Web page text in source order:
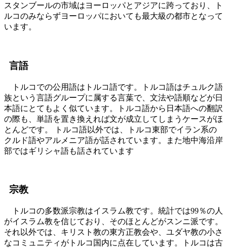
スタンブールの市域はヨーロッパとアジアに跨っており、ト
ルコのみならずヨーロッパにおいても最大級の都市となって
います。
言語
トルコでの公用語はトルコ語です。トルコ語はチュルク語
族という言語グループに属する言葉で、文法や語順などが日
本語にとてもよく似ています。トルコ語から日本語への翻訳
の際も、単語を置き換えれば文が成立してしまうケースがほ
とんどです。 トルコ語以外では、トルコ東部でイラン系の
クルド語やアルメニア語が話されています。また地中海沿岸
部ではギリシャ語も話されています
宗教
トルコの多数派宗教はイスラム教です。統計では99％の人
がイスラム教を信じており、そのほとんどがスンニ派です。
それ以外では、キリスト教の東方正教会や、ユダヤ教の小さ
なコミュニティがトルコ国内に点在しています。トルコは古